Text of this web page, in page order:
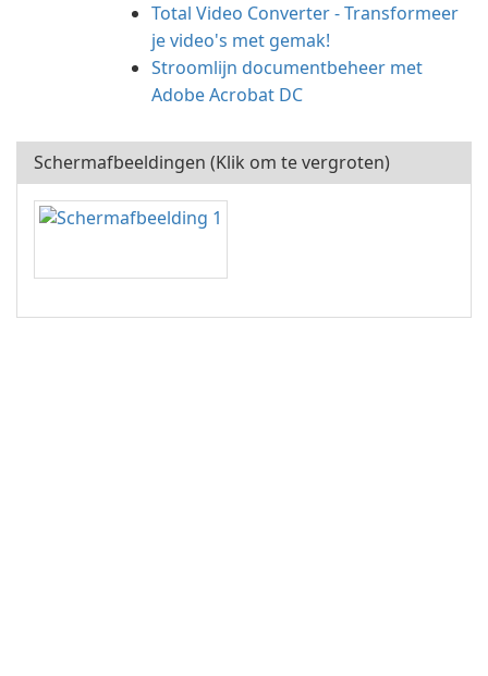
Total Video Converter - Transformeer
je video's met gemak!
Stroomlijn documentbeheer met
Adobe Acrobat DC
Schermafbeeldingen (Klik om te vergroten)